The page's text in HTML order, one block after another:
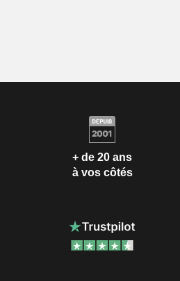
+ de 20 ans
à vos côtés